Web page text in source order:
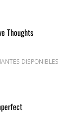
Thoughts
DISPONIBLES